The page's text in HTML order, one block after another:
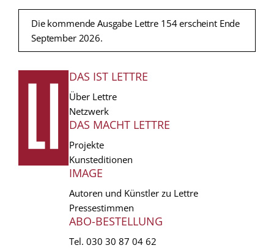
Die kommende Ausgabe Lettre 154 erscheint Ende
September 2026.
FUSSZEILE
DAS IST LETTRE
Über Lettre
Netzwerk
DAS MACHT LETTRE
Projekte
Kunsteditionen
IMAGE
Autoren und Künstler zu Lettre
Pressestimmen
ABO-BESTELLUNG
Tel. 030 30 87 04 62